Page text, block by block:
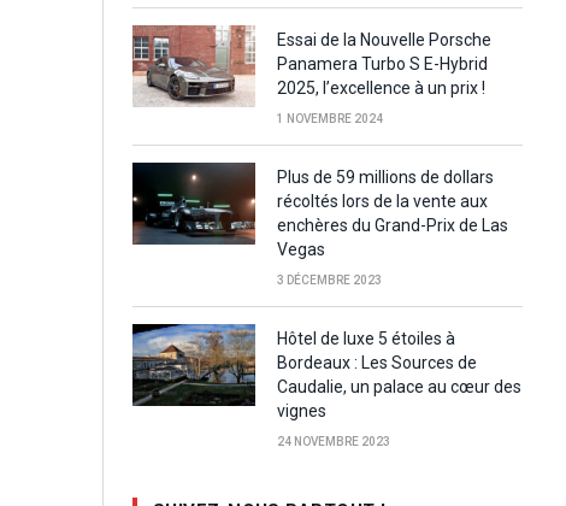
Essai de la Nouvelle Porsche
Panamera Turbo S E-Hybrid
2025, l’excellence à un prix !
1 NOVEMBRE 2024
Plus de 59 millions de dollars
récoltés lors de la vente aux
enchères du Grand-Prix de Las
Vegas
3 DÉCEMBRE 2023
Hôtel de luxe 5 étoiles à
Bordeaux : Les Sources de
Caudalie, un palace au cœur des
vignes
24 NOVEMBRE 2023